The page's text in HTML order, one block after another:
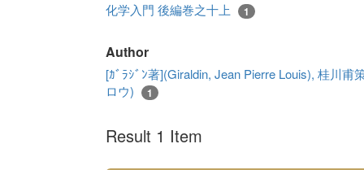
化学入門 後編巻之十上 1
Author
[ｶﾞﾗｼﾞﾝ著](Giraldin, Jean Pierre Louis), 桂川
ロウ)
1
Result 1 Item